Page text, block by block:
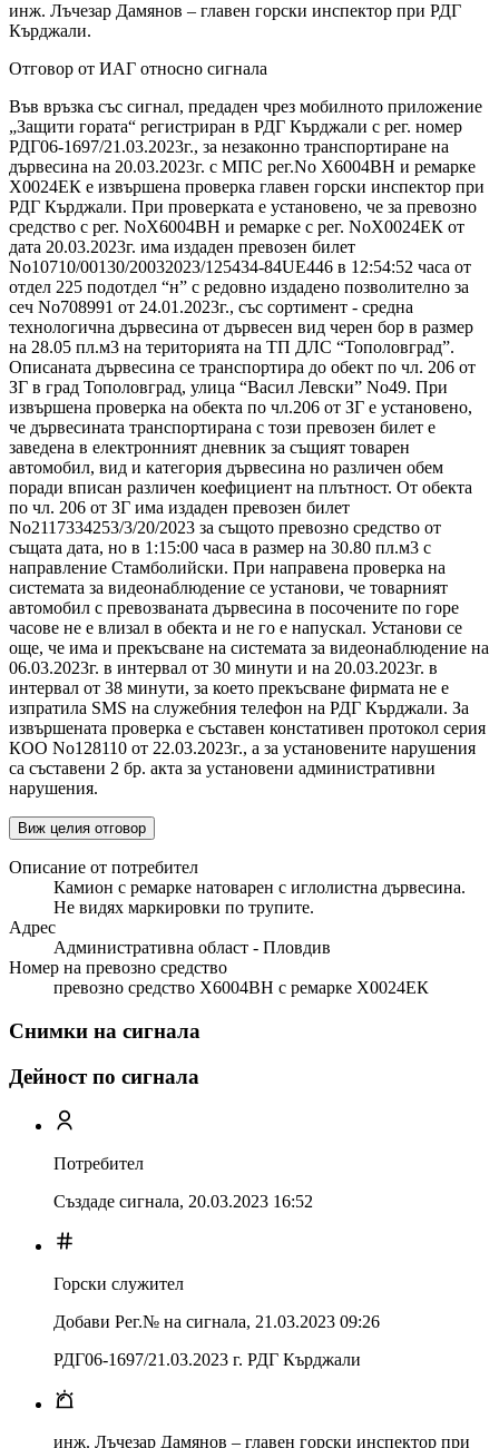
инж. Лъчезар Дамянов – главен горски инспектор при РДГ
Кърджали.
Отговор от ИАГ относно сигнала
Във връзка със сигнал, предаден чрез мобилното приложение
„Защити гората“ регистриран в РДГ Кърджали с рег. номер
РДГ06-1697/21.03.2023г., за незаконно транспортиране на
дървесина на 20.03.2023г. с МПС рег.No Х6004ВН и ремарке
Х0024ЕК е извършена проверка главен горски инспектор при
РДГ Кърджали. При проверката е установено, че за превозно
средство с рег. NoХ6004ВН и ремарке с рег. NoХ0024ЕК от
дата 20.03.2023г. има издаден превозен билет
No10710/00130/20032023/125434-84UE446 в 12:54:52 часа от
отдел 225 подотдел “н” с редовно издадено позволително за
сеч No708991 от 24.01.2023г., със сортимент - средна
технологична дървесина от дървесен вид черен бор в размер
на 28.05 пл.м3 на територията на ТП ДЛС “Тополовград”.
Описаната дървесина се транспортира до обект по чл. 206 от
ЗГ в град Тополовград, улица “Васил Левски” No49. При
извършена проверка на обекта по чл.206 от ЗГ е установено,
че дървесината транспортирана с този превозен билет е
заведена в електронният дневник за същият товарен
автомобил, вид и категория дървесина но различен обем
поради вписан различен коефициент на плътност. От обекта
по чл. 206 от ЗГ има издаден превозен билет
No2117334253/3/20/2023 за същото превозно средство от
същата дата, но в 1:15:00 часа в размер на 30.80 пл.м3 с
направление Стамболийски. При направена проверка на
системата за видеонаблюдение се установи, че товарният
автомобил с превозваната дървесина в посочените по горе
часове не е влизал в обекта и не го е напускал. Установи се
още, че има и прекъсване на системата за видеонаблюдение на
06.03.2023г. в интервал от 30 минути и на 20.03.2023г. в
интервал от 38 минути, за което прекъсване фирмата не е
изпратила SMS на служебния телефон на РДГ Кърджали. За
извършената проверка е съставен констативен протокол серия
КОО No128110 от 22.03.2023г., а за установените нарушения
са съставени 2 бр. акта за установени административни
нарушения.
Виж целия отговор
Описание от потребител
Камион с ремарке натоварен с иглолистна дървесина.
Не видях маркировки по трупите.
Адрес
Административна област - Пловдив
Номер на превозно средство
превозно средство Х6004ВН с ремарке Х0024ЕК
Снимки на сигнала
Дейност по сигнала
Потребител
Създаде сигнала, 20.03.2023 16:52
Горски служител
Добави Рег.№ на сигнала, 21.03.2023 09:26
РДГ06-1697/21.03.2023 г. РДГ Кърджали
инж. Лъчезар Дамянов – главен горски инспектор при